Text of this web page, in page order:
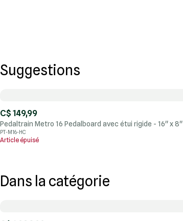
Suggestions
C$ 149,99
Pedaltrain Metro 16 Pedalboard avec étui rigide - 16'' x 8''
PT-M16-HC
Article épuisé
Dans la catégorie